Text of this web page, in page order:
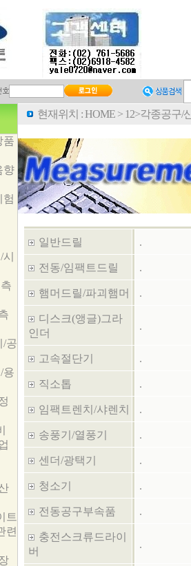
품
향
험
/공
용
트
련
현재위치 :HOME > 12>각종공구/
일반드릴 .
전동/임팩트드릴 .
햄머드릴/파괴햄머 .
디스크(앵글)그라
인더
.
고속절단기 .
직소톱 .
임팩트렌치/샤렌치 .
송풍기/열풍기 .
센더/광택기 .
청소기 .
전동공구부속품 .
충전스크류드라이
버
.